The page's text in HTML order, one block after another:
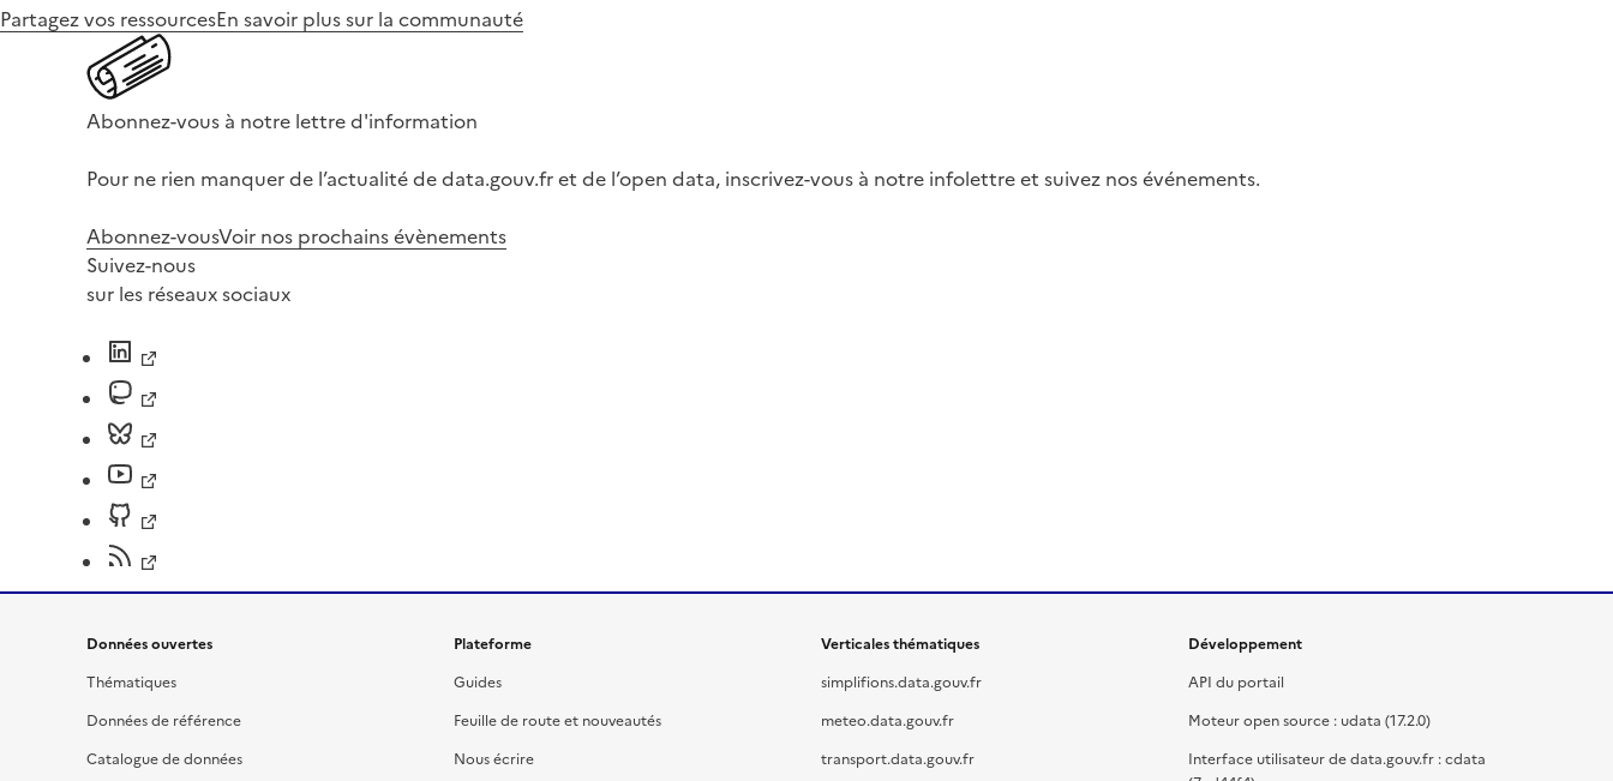
Partagez vos ressourcesEn savoir plus sur la communauté
Abonnez-vous à notre lettre d'information
Pour ne rien manquer de l’actualité de data.gouv.fr et de l’open data, inscrivez-vous à notre infolettre et suivez nos événements.
Abonnez-vousVoir nos prochains évènements
Suivez-nous
sur les réseaux sociaux
Données ouvertes
Thématiques
Données de référence
Catalogue de données
Plateforme
Guides
Feuille de route et nouveautés
Nous écrire
Verticales thématiques
simplifions.data.gouv.fr
meteo.data.gouv.fr
transport.data.gouv.fr
Développement
API du portail
Moteur open source : udata (17.2.0)
Interface utilisateur de data.gouv.fr : cdata